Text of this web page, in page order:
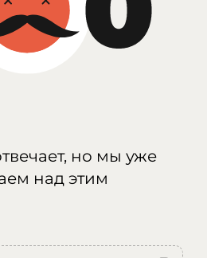
но мы уже
над этим